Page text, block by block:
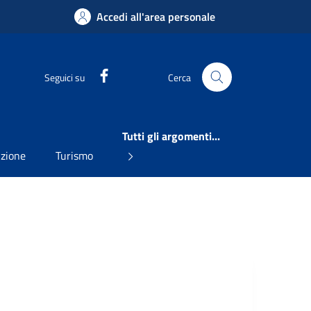
Accedi all'area personale
Seguici su Cerca
Turismo
Tutti gli argomenti...